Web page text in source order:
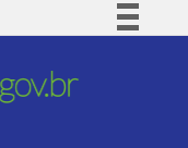
Comunica BR